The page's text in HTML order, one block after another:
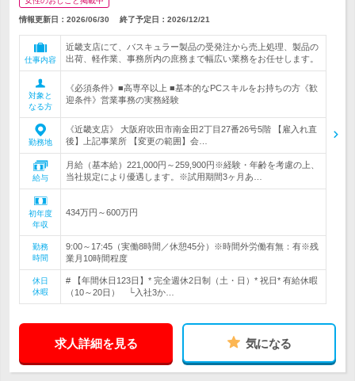
情報更新日：2026/06/30 終了予定日： 2026/12/21
仕事内容
近畿支店にて、バスキュラー製品の受発注から売上処理、製品の
出荷、軽作業、事務所内の庶務まで幅広い業務をお任せします。
対象と
なる方
《必須条件》■高専卒以上 ■基本的なPCスキルをお持ちの方《歓
迎条件》営業事務の実務経験
勤務地
《近畿支店》 大阪府吹田市南金田2丁目27番26号5階 【雇入れ直
後】上記事業所 【変更の範囲】会…
給与
月給（基本給）221,000円～259,900円※経験・年齢を考慮の上、
当社規定により優遇します。※試用期間3ヶ月あ…
初年度
年収
434万円～600万円
勤務
時間
9:00～17:45（実働8時間／休憩45分）※時間外労働有無：有※残
業月10時間程度
休日
休暇
# 【年間休日123日】* 完全週休2日制（土・日）* 祝日* 有給休暇
（10～20日） └入社3か…
求人詳細を見る 気になる